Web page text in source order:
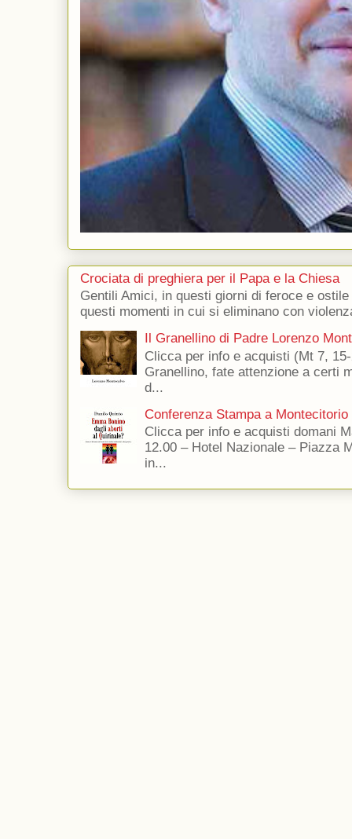
Crociata di preghiera per il Papa e la Chiesa
Gentili Amici, in questi giorni di feroce e
questi momenti in cui si eliminano con
Il Granellino di Padre Lorenzo
Clicca per info e acquisti (Mt 7,
Granellino, fate attenzione a certi
d...
Conferenza Stampa a Montecitorio
Clicca per info e acquisti domani
12.00 – Hotel Nazionale – Piazza
in...